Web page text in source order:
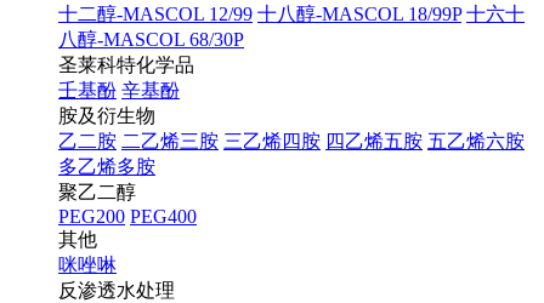
十二醇-MASCOL 12/99 十八醇-MASCOL 18/99P 十六十
八醇-MASCOL 68/30P
圣莱科特化学品
壬基酚 辛基酚
胺及衍生物
乙二胺 二乙烯三胺 三乙烯四胺 四乙烯五胺 五乙烯六胺
多乙烯多胺
聚乙二醇
PEG200 PEG400
其他
咪唑啉
反渗透水处理